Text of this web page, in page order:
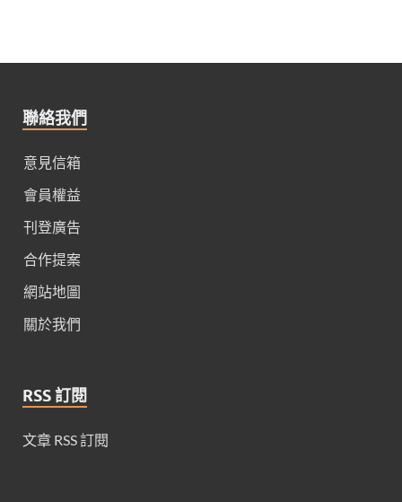
聯絡我們
意見信箱
會員權益
刊登廣告
合作提案
網站地圖
關於我們
RSS 訂閱
文章 RSS 訂閱